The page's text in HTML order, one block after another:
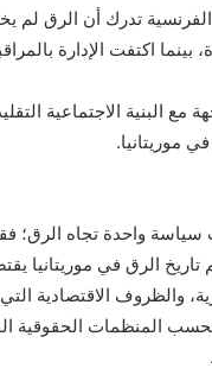
الفرنسية تدرك أن الرق لم
اكتفت الإدارة
البنية الاجتماعية
موريتانيا.
واحدة تجاه الرق؛ فقد
تاريخ الرق في
والظروف الاقتصادية
المنظمات الحقوقية